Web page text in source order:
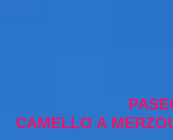
PASEO
CAMELLO A